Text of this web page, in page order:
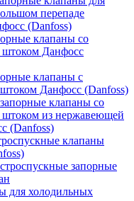
перепаде
(Danfoss)
клапаны со
штоком Данфосс
клапаны с
Данфосс (Danfoss)
клапаны со
штоком из нержавеющей
(Danfoss)
клапаны
запорные
для холодильных